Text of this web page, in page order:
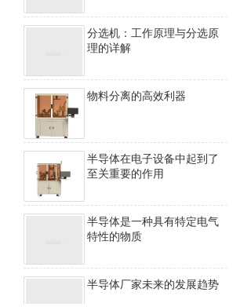
分选机：工作原理与分选原
理的详解
物料分离的高效利器
半导体在电子设备中起到了
至关重要的作用
半导体是一种具有特定电气
特性的物质
半导体厂家未来的发展趋势